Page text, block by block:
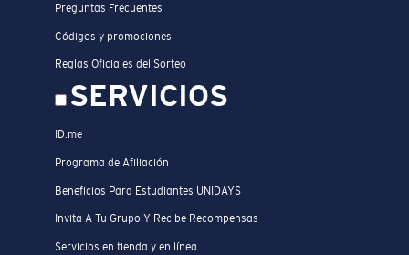
Preguntas Frecuentes
Códigos y promociones
Reglas Oficiales del Sorteo
SERVICIOS
ID.me
Programa de Afiliación
Beneficios Para Estudiantes UNIDAYS
Invita A Tu Grupo Y Recibe Recompensas
Servicios en tienda y en línea